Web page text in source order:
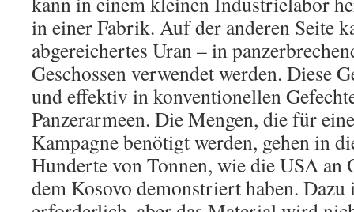
in einer Fabrik. Auf der anderen Seite
abgereichertes Uran – in
Geschossen verwendet werden. Diese
und effektiv in konventionellen
Panzerarmeen. Die Mengen, die für
Kampagne benötigt werden, gehen in
Hunderte von Tonnen, wie die USA an
dem Kosovo demonstriert haben.